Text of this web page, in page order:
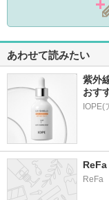
あわせて読みたい
紫外
おす
IOPE(
ReFa
ReFa